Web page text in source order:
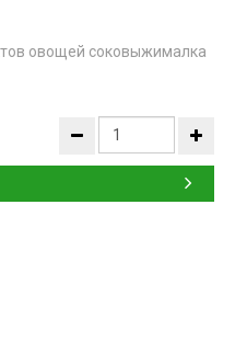
овощей соковыжималка